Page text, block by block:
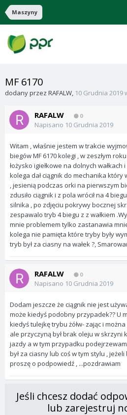
Maszyny
MF 6170
dodany przez RAFALW, 10 Grudnia 2019
RAFALW 0
Napisano 10 Grudnia 2019
Witam , właśnie jestem w trakcie
biegów MF 6170 kolegi , w zeszłym
łożysko igiełkowe na dolnych wałkach
kolega dał ciągnik do mechanika który
, jesienią podczas orki na pierwszym
zdusiło ciągnik i z pola wrócił na 4
silnika , po zdjęciu pokrywy bocznej
zespawalo tryb 4 biegu z z wałkiem
mnie problemem tylko zastanawia
kolega nie pamięta które tryby były
tryb był za ciasny na wałek ?,
RAFALW 0
Napisano 10 Grudnia 2019
Dodam jeszcze że ciągnik nie jest
może kiedyś podobny przypadek?? U
kiedyś tulejkę trybu żółw- zając i
ale przyczyną był brak oleju w skrzyni
jazdy a w tym przypadku
był za ciasny lub coś w tym stylu ,
proszę o podpowiedź , ...pozdrawiam
Jeśli chcesz dodać
lub zarejestruj